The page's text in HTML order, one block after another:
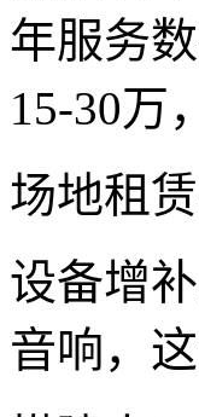
年服务
15-30万
场地租
设备增
音响，